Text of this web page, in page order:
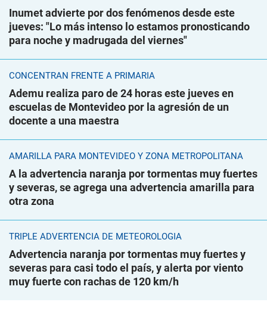
Inumet advierte por dos fenómenos desde este
jueves: "Lo más intenso lo estamos pronosticando
para noche y madrugada del viernes"
CONCENTRAN FRENTE A PRIMARIA
Ademu realiza paro de 24 horas este jueves en
escuelas de Montevideo por la agresión de un
docente a una maestra
AMARILLA PARA MONTEVIDEO Y ZONA METROPOLITANA
A la advertencia naranja por tormentas muy fuertes
y severas, se agrega una advertencia amarilla para
otra zona
TRIPLE ADVERTENCIA DE METEOROLOGÍA
Advertencia naranja por tormentas muy fuertes y
severas para casi todo el país, y alerta por viento
muy fuerte con rachas de 120 km/h